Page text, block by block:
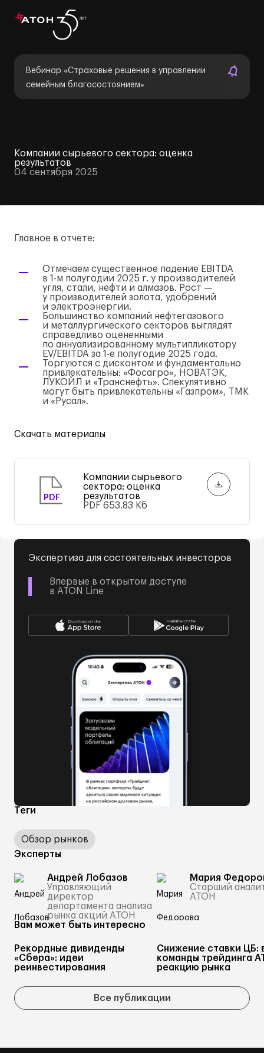
Вебинар «Страховые решения в управлении
семейным благосостоянием»
Компании сырьевого сектора: оценка
результатов
04 сентября 2025
Теги
Обзор рынков
Эксперты
Андрей Лобазов
Управляющий
директор
департамента анализа
рынка акций АТОН
Мария
Старший
АТОН
Главное в отчете:
Отмечаем существенное падение EBITDA
в 1-м полугодии 2025 г. у производителей
угля, стали, нефти и алмазов. Рост —
у производителей золота, удобрений
и электроэнергии.
Большинство компаний нефтегазового
и металлургического секторов выглядят
справедливо оцененными
по аннуализированному мультипликатору
EV/EBITDA за 1-е полугодие 2025 года.
Торгуются с дисконтом и фундаментально
привлекательны: «Фосагро», НОВАТЭК,
ЛУКОЙЛ и «Транснефть». Спекулятивно
могут быть привлекательны «Газпром», ТМК
и «Русал».
Скачать материалы
PDF
Компании сырьевого
сектора: оценка
результатов
PDF 653.83 Кб
Экспертиза для состоятельных инвесторов
Впервые в открытом доступе
в ATON Line
Вам может быть интересно
Рекордные дивиденды
«Сбера»: идеи
реинвестирования
Снижение ставки ЦБ:
команды трейдинга
реакцию рынка
Все публикации